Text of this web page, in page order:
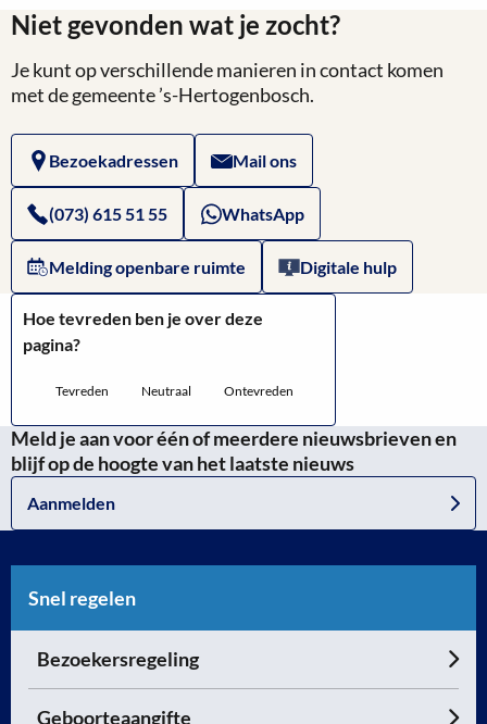
van
Omgevingsloket
over
Website
Rijksoverheid:
Wanneer
ik
een
omgevingsvergunning
aanvragen?
Niet gevonden wat je zocht?
Je kunt op verschillende manieren in contact komen
met de gemeente ’s-Hertogenbosch.
Bezoekadressen Mail ons
(073) 615 51 55 WhatsApp
Melding openbare ruimte Digitale hulp
Hoe tevreden ben je over deze
pagina?
Tevreden Neutraal Ontevreden
Meld je aan voor één of meerdere nieuwsbrieven en
blijf op de hoogte van het laatste nieuws
Aanmelden
Snel regelen
Bezoekersregeling
Geboorteaangifte